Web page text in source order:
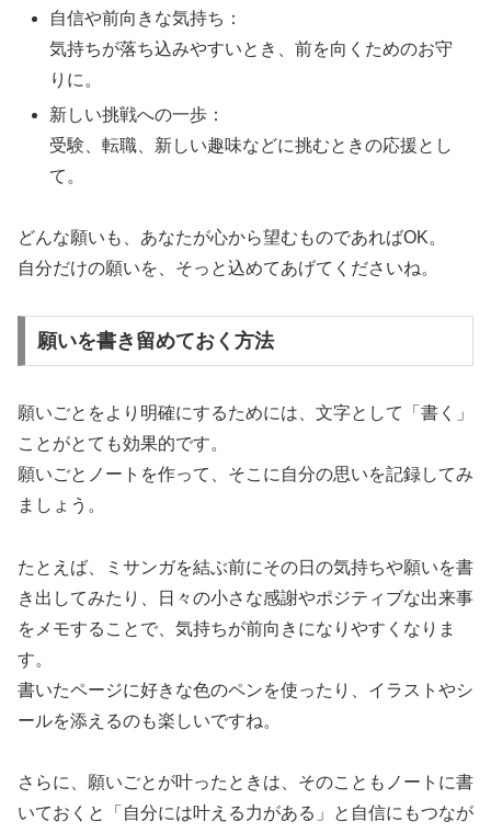
自信や前向きな気持ち：
気持ちが落ち込みやすいとき、前を向くためのお守
りに。
新しい挑戦への一歩：
受験、転職、新しい趣味などに挑むときの応援とし
て。
どんな願いも、あなたが心から望むものであればOK。
自分だけの願いを、そっと込めてあげてくださいね。
願いを書き留めておく方法
願いごとをより明確にするためには、文字として「書く」
ことがとても効果的です。
願いごとノートを作って、そこに自分の思いを記録してみ
ましょう。
たとえば、ミサンガを結ぶ前にその日の気持ちや願いを書
き出してみたり、日々の小さな感謝やポジティブな出来事
をメモすることで、気持ちが前向きになりやすくなりま
す。
書いたページに好きな色のペンを使ったり、イラストやシ
ールを添えるのも楽しいですね。
さらに、願いごとが叶ったときは、そのこともノートに書
いておくと「自分には叶える力がある」と自信にもつなが